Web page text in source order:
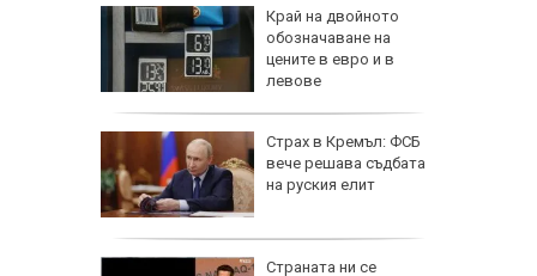
Край на двойното
обозначаване на
цените в евро и в
левове
Страх в Кремъл: ФСБ
вече решава съдбата
на руския елит
Страната ни се